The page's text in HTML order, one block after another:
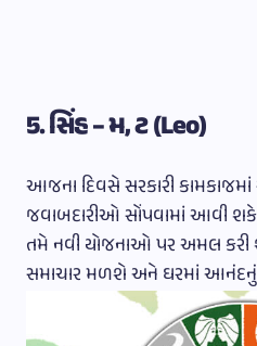
5. સિંહ – મ, ટ (Leo)
આજના દિવસે સરકારી
જવાબદારીઓ સોંપવામાં આવી
તમે નવી યોજનાઓ પર અમલ કરી
સમાચાર મળશે અને ઘરમાં આનંદનું